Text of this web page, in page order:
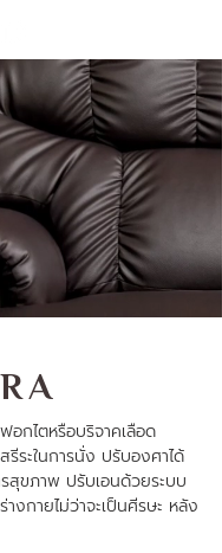
อกไตหรือบริจาคเลือด
รีระในการนั่ง ปรับองศาได้
รสุขภาพ ปรับเอนด้วยระบบ
งกายไม่ว่าจะเป็นศีรษะ หลัง